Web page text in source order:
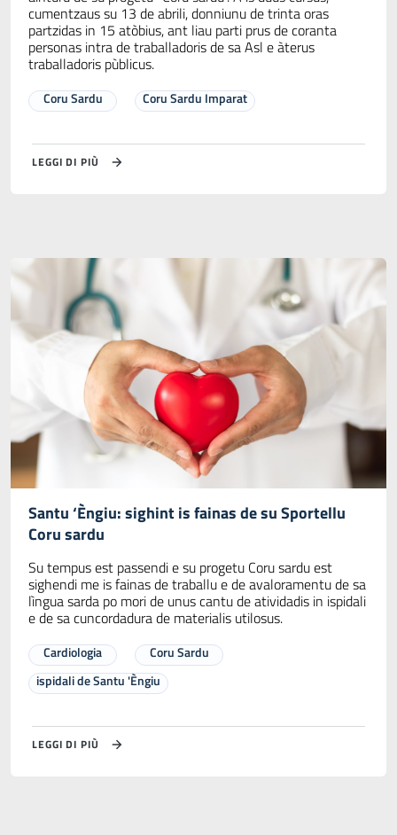
cumentzaus su 13 de abrili, donniunu de trinta oras
partzidas in 15 atòbius, ant liau parti prus de coranta
personas intra de traballadoris de sa Asl e àterus
traballadoris pùblicus.
Coru Sardu Coru Sardu Imparat
LEGGI DI PIÙ
Santu ‘Èngiu: sighint is fainas de su Sportellu
Coru sardu
Su tempus est passendi e su progetu Coru sardu est
sighendi me is fainas de traballu e de avaloramentu de sa
lìngua sarda po mori de unus cantu de atividadis in ispidali
e de sa cuncordadura de materialis utilosus.
Cardiologia
Coru Sardu
ispidali de Santu 'Èngiu
LEGGI DI PIÙ